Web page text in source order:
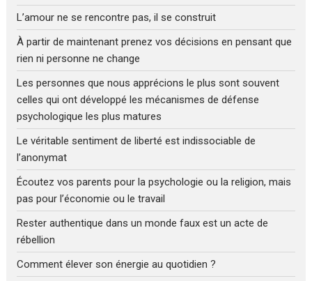
L’amour ne se rencontre pas, il se construit
À partir de maintenant prenez vos décisions en pensant que
rien ni personne ne change
Les personnes que nous apprécions le plus sont souvent
celles qui ont développé les mécanismes de défense
psychologique les plus matures
Le véritable sentiment de liberté est indissociable de
l’anonymat
Écoutez vos parents pour la psychologie ou la religion, mais
pas pour l’économie ou le travail
Rester authentique dans un monde faux est un acte de
rébellion
Comment élever son énergie au quotidien ?